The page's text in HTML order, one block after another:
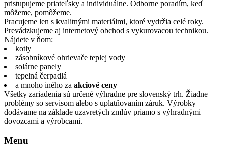
pristupujeme priateľsky a individuálne. Odborne poradím, keď
môžeme, pomôžeme.
Pracujeme len s kvalitnými materiálmi, ktoré vydržia celé roky.
Prevádzkujeme aj internetový obchod s vykurovacou technikou.
Nájdete v ňom:
kotly
zásobníkové ohrievače teplej vody
solárne panely
tepelná čerpadlá
a mnoho iného za akciové ceny
Všetky zariadenia sú určené výhradne pre slovenský trh. Žiadne
problémy so servisom alebo s uplatňovaním záruk. Výrobky
dodávame na základe uzavretých zmlúv priamo s výhradnými
dovozcami a výrobcami.
Menu